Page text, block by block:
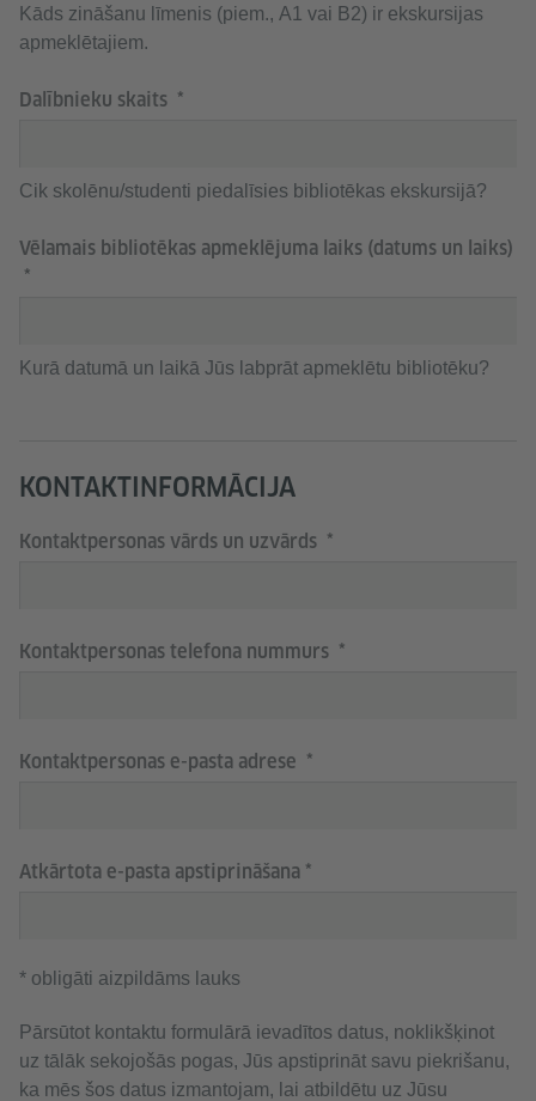
Kāds zināšanu līmenis (piem., A1 vai B2) ir ekskursijas
apmeklētajiem.
Dalībnieku skaits
Cik skolēnu/studenti piedalīsies bibliotēkas ekskursijā?
Vēlamais bibliotēkas apmeklējuma laiks (datums un laiks)
Kurā datumā un laikā Jūs labprāt apmeklētu bibliotēku?
KONTAKTINFORMĀCIJA
Kontaktpersonas vārds un uzvārds
Kontaktpersonas telefona nummurs
Kontaktpersonas e-pasta adrese
Atkārtota e-pasta apstiprināšana
* obligāti aizpildāms lauks
Pārsūtot kontaktu formulārā ievadītos datus, noklikšķinot
uz tālāk sekojošās pogas, Jūs apstiprināt savu piekrišanu,
ka mēs šos datus izmantojam, lai atbildētu uz Jūsu